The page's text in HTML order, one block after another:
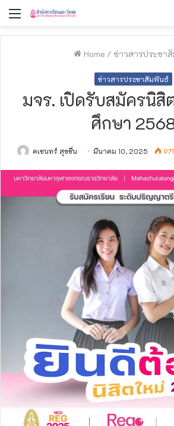
Menu
Home / ข่าวสารประชา
ข่าวสารประชาสัมพันธ์
มจร. เปิดรับสมัครนิสิ
ศึกษา
คเชนทร์ สุขชื่น มีนาคม 10, 2025 971